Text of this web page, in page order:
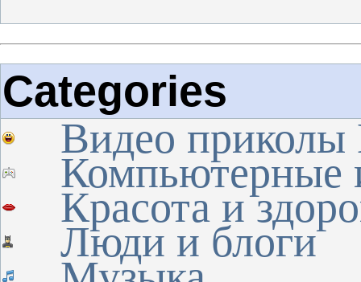
Categories
Видео
Компьютерные
Красота и
Люди и блоги